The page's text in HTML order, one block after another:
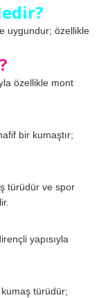
uygundur; özellikle
özellikle mont
bir kumaştır;
türüdür ve spor
yapısıyla
türüdür;